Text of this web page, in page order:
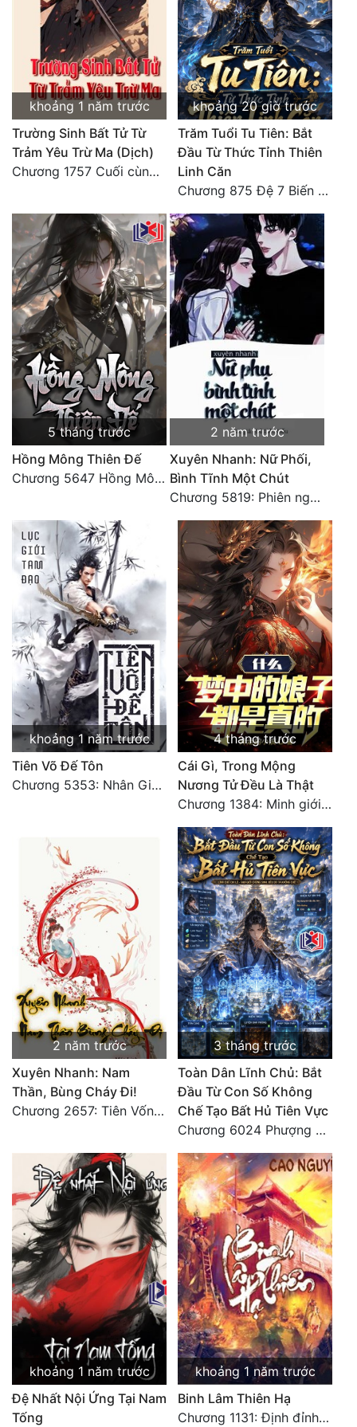
Tu Chân
Tội Phạm
Vô Địch
Võ Hiệp
Võng Du
Xuyên Nhanh
Xuyên Sách
Xuyên Thư
Điền Văn
Đô Thị
Đông Phương
Đông Phương Huyền Huyễn
Đồng Nhân
Cẩu Đạo Trường Sinh
Ngự Thú
Truyện Nam
Truyện Nữ
Vô Địch Lưu
Xây Dựng Thế Lực
Đam Mỹ
Đẹp Hiệp
Sát Phạt Quyết Đoán
Điềm Đạm
khoảng 1 năm trước
Trường Sinh Bất Tử Từ
Trảm Yêu Trừ Ma (Dịch)
Chương 1757 Cuối cùng được bình tĩnh (hết)
khoảng 20 giờ trước
Trăm Tuổi Tu Tiên: Bắt
Đầu Từ Thức Tỉnh Thiên
Linh Căn
Chương 875 Đệ 7 Biến Thánh Long Biến!
5 tháng trước
Hồng Mông Thiên Đế
Chương 5647 Hồng Mông Thiên Đế (HẾT)
2 năm trước
Xuyên Nhanh: Nữ Phối,
Bình Tĩnh Một Chút
Chương 5819: Phiên ngoại: Trở lại STARS [HẾT]
khoảng 1 năm trước
Tiên Võ Đế Tôn
Chương 5353: Nhân Gian Đạo (Đại kết cục) (2)
4 tháng trước
Cái Gì, Trong Mộng
Nương Tử Đều Là Thật
Chương 1384: Minh giới cực độc
2 năm trước
Xuyên Nhanh: Nam
Thần, Bùng Cháy Đi!
Chương 2657: Tiên Vốn Vô Lương (15). HẾT.
3 tháng trước
Toàn Dân Lĩnh Chủ: Bắt
Đầu Từ Con Số Không
Chế Tạo Bất Hủ Tiên Vực
Chương 6024 Phượng Tổ giúp ta! Mở lại luân hồi!
khoảng 1 năm trước
Đệ Nhất Nội Ứng Tại Nam
Tống
khoảng 1 năm trước
Binh Lâm Thiên Hạ
Chương 1131: Định đỉnh thiên hạ (HẾT)